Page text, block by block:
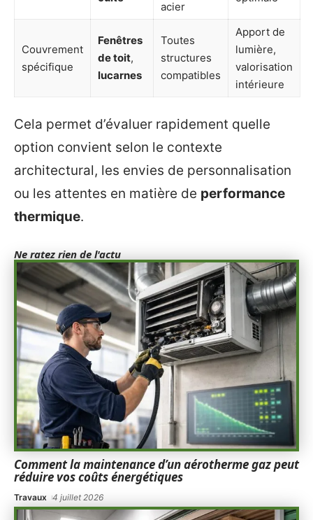
acier
Couvrement
spécifique
Fenêtres
de toit,
lucarnes
Toutes
structures
compatibles
Apport de
lumière,
valorisation
intérieure
Cela permet d’évaluer rapidement quelle
option convient selon le contexte
architectural, les envies de personnalisation
ou les attentes en matière de performance
thermique.
Ne ratez rien de l'actu
Comment la maintenance d’un aérotherme gaz peut
réduire vos coûts énergétiques
Travaux 4 juillet 2026